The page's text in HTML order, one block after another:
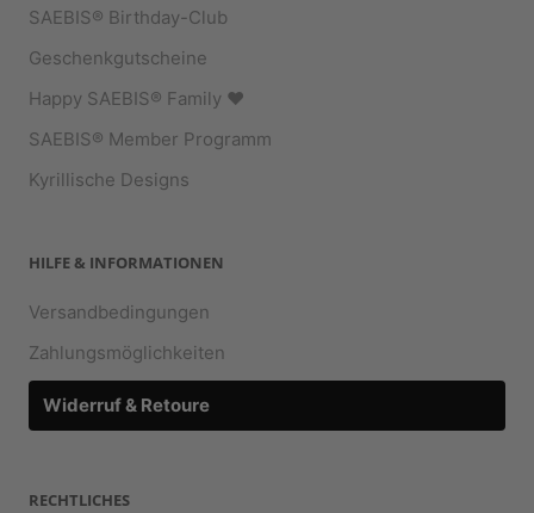
SAEBIS® Birthday-Club
Geschenkgutscheine
Happy SAEBIS® Family ♥︎
SAEBIS® Member Programm
Kyrillische Designs
HILFE & INFORMATIONEN
Versandbedingungen
Zahlungsmöglichkeiten
Widerruf & Retoure
RECHTLICHES